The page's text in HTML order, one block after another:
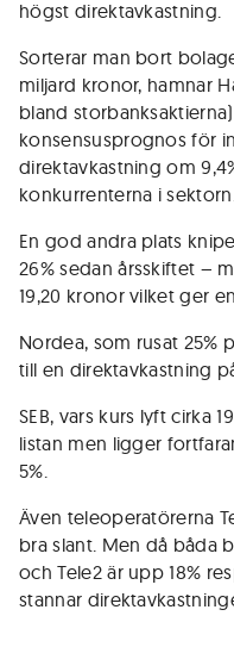
högst direktavkastning.
Sorterar man bort
miljard kronor, hamnar
bland
konsensusprognos för
direktavkastning om
konkurrenterna i
En god andra plats
26% sedan årsskiftet –
19,20 kronor vilket ger
Nordea, som rusat 25%
till en direktavkastning
SEB, vars kurs lyft cirka
listan men ligger
5%.
Även teleoperatörerna
bra slant. Men då båda
och Tele2 är upp 18%
stannar